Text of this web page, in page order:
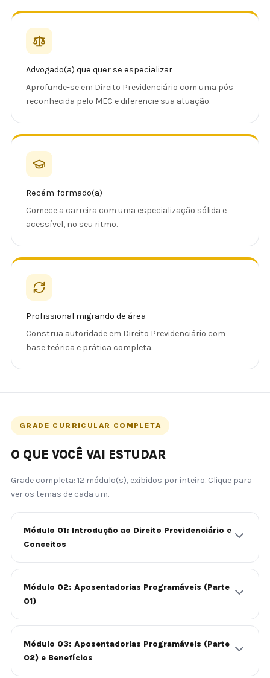
Advogado(a) que quer se especializar
Aprofunde-se em Direito Previdenciário com uma pós
reconhecida pelo MEC e diferencie sua atuação.
Recém-formado(a)
Comece a carreira com uma especialização sólida e
acessível, no seu ritmo.
Profissional migrando de área
Construa autoridade em Direito Previdenciário com
base teórica e prática completa.
GRADE CURRICULAR COMPLETA
O QUE VOCÊ VAI ESTUDAR
Grade completa: 12 módulo(s), exibidos por inteiro. Clique para
ver os temas de cada um.
Módulo 01: Introdução ao Direito Previdenciário e
Conceitos
Módulo 02: Aposentadorias Programáveis (Parte
01)
Módulo 03: Aposentadorias Programáveis (Parte
02) e Benefícios